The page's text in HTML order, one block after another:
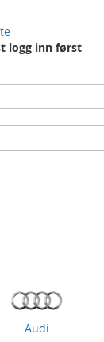
logg inn først
Audi